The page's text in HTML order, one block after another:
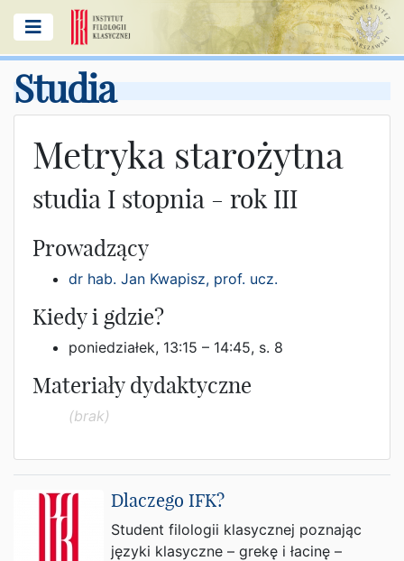
Studia
Metryka starożytna
studia I stopnia - rok III
Prowadzący
dr hab. Jan Kwapisz, prof. ucz.
Kiedy i gdzie?
poniedziałek, 13:15 – 14:45, s. 8
Materiały dydaktyczne
(brak)
Dlaczego IFK?
Student filologii klasycznej poznając
języki klasyczne – grekę i łacinę –